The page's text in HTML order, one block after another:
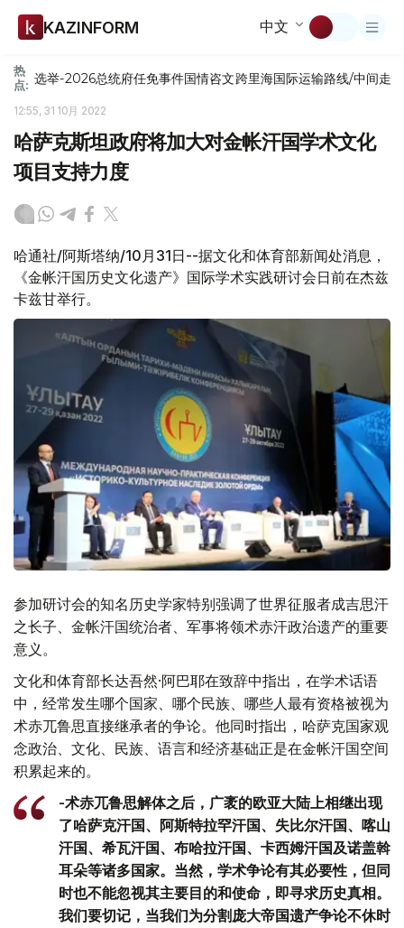
KAZINFORM 中文
热
点: 选举-2026总统府任免事件国情咨文跨里海国际运输路线/中间走廊
12:55, 31 10月 2022
哈萨克斯坦政府将加大对金帐汗国学术文化
项目支持力度
哈通社/阿斯塔纳/10月31日--据文化和体育部新闻处消息，
《金帐汗国历史文化遗产》国际学术实践研讨会日前在杰兹
卡兹甘举行。
参加研讨会的知名历史学家特别强调了世界征服者成吉思汗
之长子、金帐汗国统治者、军事将领术赤汗政治遗产的重要
意义。
文化和体育部长达吾然·阿巴耶在致辞中指出，在学术话语
中，经常发生哪个国家、哪个民族、哪些人最有资格被视为
术赤兀鲁思直接继承者的争论。他同时指出，哈萨克国家观
念政治、文化、民族、语言和经济基础正是在金帐汗国空间
积累起来的。
-术赤兀鲁思解体之后，广袤的欧亚大陆上相继出现
了哈萨克汗国、阿斯特拉罕汗国、失比尔汗国、喀山
汗国、希瓦汗国、布哈拉汗国、卡西姆汗国及诺盖斡
耳朵等诸多国家。当然，学术争论有其必要性，但同
时也不能忽视其主要目的和使命，即寻求历史真相。
我们要切记，当我们为分割庞大帝国遗产争论不休时